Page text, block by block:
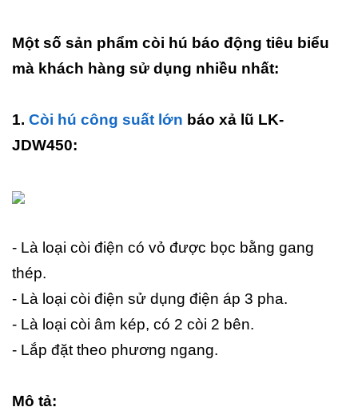
Một số sản phẩm còi hú báo động tiêu biểu
mà khách hàng sử dụng nhiều nhất:
1. Còi hú công suất lớn báo xả lũ LK-
JDW450:
- Là loại còi điện có vỏ được bọc bằng gang
thép.
- Là loại còi điện sử dụng điện áp 3 pha.
- Là loại còi âm kép, có 2 còi 2 bên.
- Lắp đặt theo phương ngang.
Mô tả: